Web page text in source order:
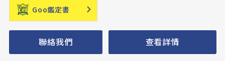
Goo鑑定書
聯絡我們 查看詳情